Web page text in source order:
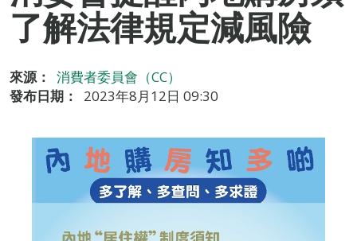
了解法律規定減風險
來源：
消費者委員會（CC）
發布日期：
2023年8月12日 09:30